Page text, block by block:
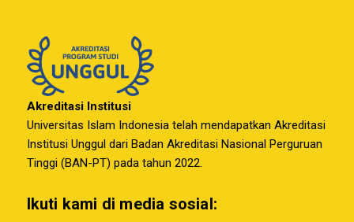
Akreditasi Institusi
Universitas Islam Indonesia telah mendapatkan Akreditasi
Institusi Unggul dari Badan Akreditasi Nasional Perguruan
Tinggi (BAN-PT) pada tahun 2022.
Ikuti kami di media sosial: